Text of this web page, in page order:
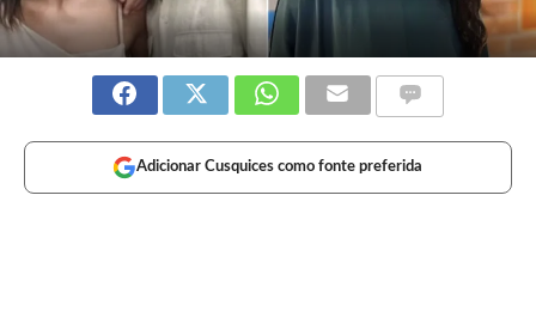
Adicionar Cusquices como fonte preferida